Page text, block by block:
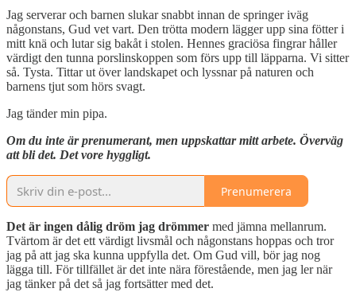
Jag serverar och barnen slukar snabbt innan de springer iväg
någonstans, Gud vet vart. Den trötta modern lägger upp sina fötter i
mitt knä och lutar sig bakåt i stolen. Hennes graciösa fingrar håller
värdigt den tunna porslinskoppen som förs upp till läpparna. Vi sitter
så. Tysta. Tittar ut över landskapet och lyssnar på naturen och
barnens tjut som hörs svagt.
Jag tänder min pipa.
Om du inte är prenumerant, men uppskattar mitt arbete. Överväg
att bli det. Det vore hyggligt.
Prenumerera
Det är ingen dålig dröm jag drömmer med jämna mellanrum.
Tvärtom är det ett värdigt livsmål och någonstans hoppas och tror
jag på att jag ska kunna uppfylla det. Om Gud vill, bör jag nog
lägga till. För tillfället är det inte nära förestående, men jag ler när
jag tänker på det så jag fortsätter med det.